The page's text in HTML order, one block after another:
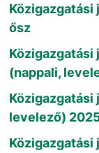
Közigazgatási
ősz
Közigazgatási
(nappali,
Közigazgatási
levelező)
Közigazgatási